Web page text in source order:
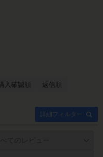
詳細フィルター
購入確認順
返信順